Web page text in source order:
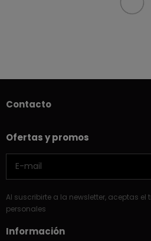
Contacto
Ofertas y promos
Al suscribirte a la newsletter, aceptas
personales
Información